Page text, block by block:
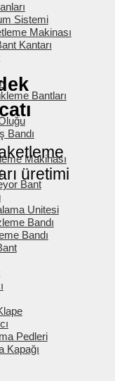
Sistemi
Makinası
Kantarı
Bantları
Bandı
Makinası
Bant
Unitesi
Bandı
Bandı
Pedleri
Kapağı
üretimi